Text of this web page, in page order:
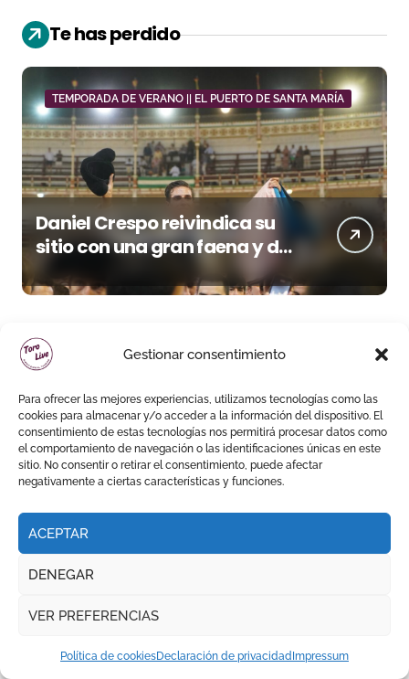
Gestionar consentimiento
Para ofrecer las mejores experiencias, utilizamos tecnologías como las
cookies para almacenar y/o acceder a la información del dispositivo. El
consentimiento de estas tecnologías nos permitirá procesar datos como
el comportamiento de navegación o las identificaciones únicas en este
sitio. No consentir o retirar el consentimiento, puede afectar
negativamente a ciertas características y funciones.
ACEPTAR
DENEGAR
VER PREFERENCIAS
Política de cookiesDeclaración de privacidad Impressum
Te has perdido
TEMPORADA DE VERANO || EL PUERTO DE SANTA MARÍA
Daniel Crespo reivindica su
sitio con una gran faena y dos
orejas
FERIA DE LA PEREGRINA || PONTEVEDRA
Daniel Luque toma el mando
y una Puerta Grande de peso
OTROS FESTEJOS